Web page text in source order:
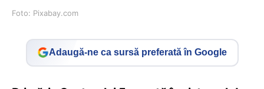
Foto: Pixabay.com
Adaugă-ne ca sursă preferată în Google